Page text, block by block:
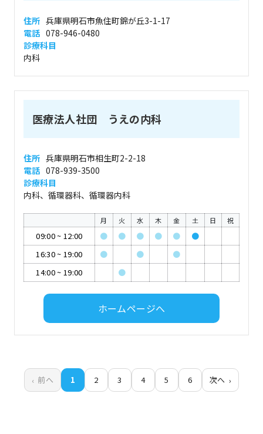
住所 兵庫県明石市魚住町錦が丘3-1-17
電話 078-946-0480
診療科目
内科
医療法人社団 うえの内科
住所 兵庫県明石市相生町2-2-18
電話 078-939-3500
診療科目
内科、循環器科、循環器内科
月 火 水 木 金 土 日 祝
09:00~ 12:00 ● ● ● ● ●
●
16:30~ 19:00 ● ●
●
14:00~ 19:00 ●
ホームページへ
前へ 1 2 3 4 5 6 次へ